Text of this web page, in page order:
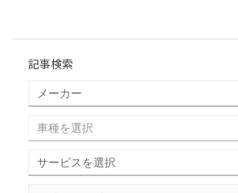
記事検索